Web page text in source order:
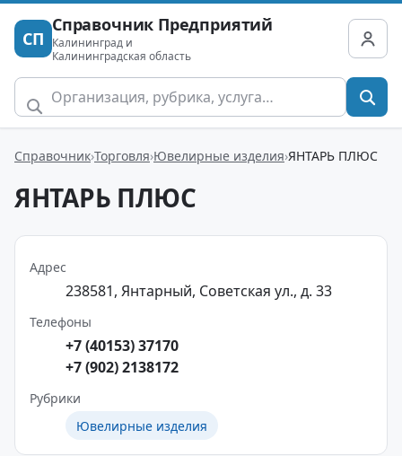
СП
Справочник Предприятий
Калининград и
Калининградская область
Справочник Торговля Ювелирные изделия ЯНТАРЬ ПЛЮС
ЯНТАРЬ ПЛЮС
Адрес
238581, Янтарный, Советская ул., д. 33
Телефоны
+7 (40153) 37170
+7 (902) 2138172
Рубрики
Ювелирные изделия